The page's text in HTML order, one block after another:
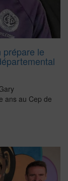
prépare le
ans au Cep de